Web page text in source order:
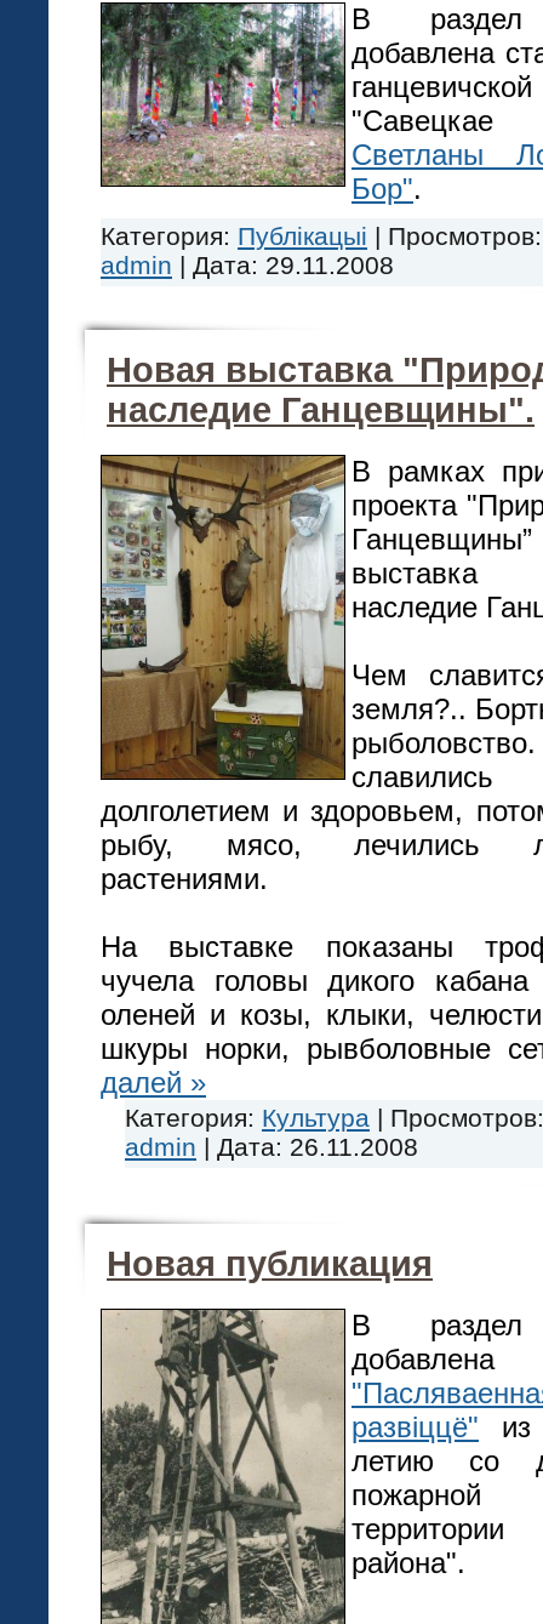
В
добавлена
Светланы
Бор".
Категория: Публікацыі | Просмотров:
admin | Дата: 29.11.2008
Новая выставка
наследие Ганцевщины".
В рамках
проекта
выставка
наследие
Чем
земля?..
долголетием и здоровьем,
рыбу, мясо, лечились
растениями.
На выставке показаны
чучела головы дикого
оленей и козы, клыки,
шкуры норки, рывболовные
далей »
Категория: Культура | Просмотров:
admin | Дата: 26.11.2008
Новая публикация
В
развіццё" из
летию со
территории
района".